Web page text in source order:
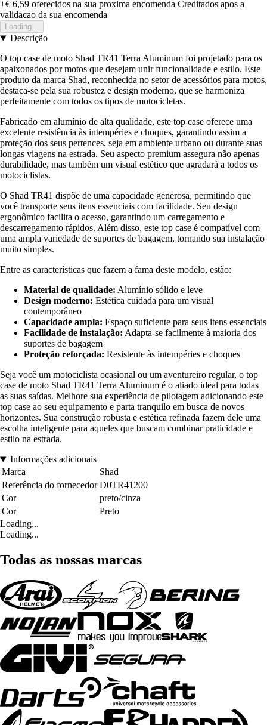
+€ 6,59 oferecidos na sua proxima encomenda Creditados apos a
validacao da sua encomenda
Loading...
Descrição
O top case de moto Shad TR41 Terra Aluminum foi projetado para os
apaixonados por motos que desejam unir funcionalidade e estilo. Este
produto da marca Shad, reconhecida no setor de acessórios para motos,
destaca-se pela sua robustez e design moderno, que se harmoniza
perfeitamente com todos os tipos de motocicletas.
Fabricado em alumínio de alta qualidade, este top case oferece uma
excelente resistência às intempéries e choques, garantindo assim a
proteção dos seus pertences, seja em ambiente urbano ou durante suas
longas viagens na estrada. Seu aspecto premium assegura não apenas
durabilidade, mas também um visual estético que agradará a todos os
motociclistas.
O Shad TR41 dispõe de uma capacidade generosa, permitindo que
você transporte seus itens essenciais com facilidade. Seu design
ergonômico facilita o acesso, garantindo um carregamento e
descarregamento rápidos. Além disso, este top case é compatível com
uma ampla variedade de suportes de bagagem, tornando sua instalação
muito simples.
Entre as características que fazem a fama deste modelo, estão:
Material de qualidade: Alumínio sólido e leve
Design moderno: Estética cuidada para um visual
contemporâneo
Capacidade ampla: Espaço suficiente para seus itens essenciais
Facilidade de instalação: Adapta-se facilmente à maioria dos
suportes de bagagem
Proteção reforçada: Resistente às intempéries e choques
Seja você um motociclista ocasional ou um aventureiro regular, o top
case de moto Shad TR41 Terra Aluminum é o aliado ideal para todas
as suas saídas. Melhore sua experiência de pilotagem adicionando este
top case ao seu equipamento e parta tranquilo em busca de novos
horizontes. Sua construção robusta e estética refinada fazem dele uma
escolha inteligente para aqueles que buscam combinar praticidade e
estilo na estrada.
Informações adicionais
Marca
Shad
Referência do fornecedor D0TR41200
Cor
preto/cinza
Cor
Preto
Loading...
Loading...
Todas as nossas marcas